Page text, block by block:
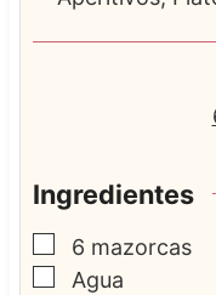
Ingredientes
▢
6 mazorcas
▢
Agua